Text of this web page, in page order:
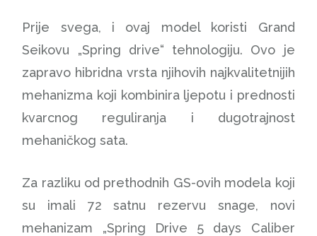
Prije svega, i ovaj model koristi Grand
Seikovu „Spring drive“ tehnologiju. Ovo je
zapravo hibridna vrsta njihovih najkvalitetnijih
mehanizma koji kombinira ljepotu i prednosti
kvarcnog reguliranja i dugotrajnost
mehaničkog sata.
Za razliku od prethodnih GS-ovih modela koji
su imali 72 satnu rezervu snage, novi
mehanizam „Spring Drive 5 days Caliber